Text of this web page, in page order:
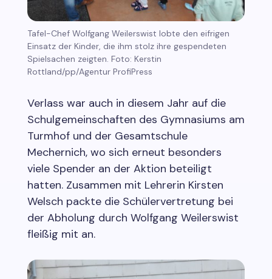
Tafel-Chef Wolfgang Weilerswist lobte den eifrigen
Einsatz der Kinder, die ihm stolz ihre gespendeten
Spielsachen zeigten. Foto: Kerstin
Rottland/pp/Agentur ProfiPress
Verlass war auch in diesem Jahr auf die
Schulgemeinschaften des Gymnasiums am
Turmhof und der Gesamtschule
Mechernich, wo sich erneut besonders
viele Spender an der Aktion beteiligt
hatten. Zusammen mit Lehrerin Kirsten
Welsch packte die Schülervertretung bei
der Abholung durch Wolfgang Weilerswist
fleißig mit an.